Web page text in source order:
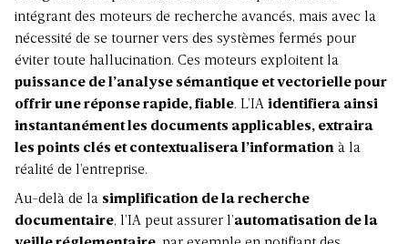
intégrant des moteurs de recherche avancés, mais avec la
nécessité de se tourner vers des systèmes fermés pour
éviter toute hallucination. Ces moteurs exploitent la
puissance de l’analyse sémantique et vectorielle pour
offrir une réponse rapide, fiable. L’IA identifiera ainsi
instantanément les documents applicables, extraira
les points clés et contextualisera l’information à la
réalité de l’entreprise.
Au-delà de la simplification de la recherche
documentaire, l’IA peut assurer l’automatisation de la